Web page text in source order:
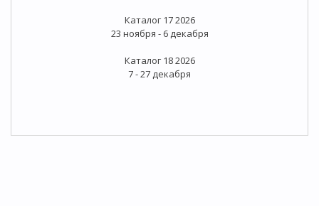
Каталог 17 2026
23 ноября - 6 декабря
Каталог 18 2026
7 - 27 декабря